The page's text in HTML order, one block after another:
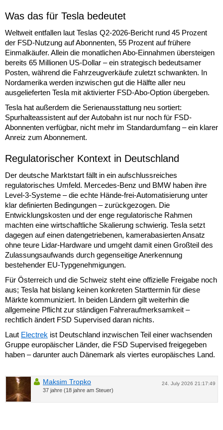
Was das für Tesla bedeutet
Weltweit entfallen laut Teslas Q2-2026-Bericht rund 45 Prozent
der FSD-Nutzung auf Abonnenten, 55 Prozent auf frühere
Einmalkäufer. Allein die monatlichen Abo-Einnahmen übersteigen
bereits 65 Millionen US-Dollar – ein strategisch bedeutsamer
Posten, während die Fahrzeugverkäufe zuletzt schwankten. In
Nordamerika werden inzwischen gut die Hälfte aller neu
ausgelieferten Tesla mit aktivierter FSD-Abo-Option übergeben.
Tesla hat außerdem die Serienausstattung neu sortiert:
Spurhalteassistent auf der Autobahn ist nur noch für FSD-
Abonnenten verfügbar, nicht mehr im Standardumfang – ein klarer
Anreiz zum Abonnement.
Regulatorischer Kontext in Deutschland
Der deutsche Marktstart fällt in ein aufschlussreiches
regulatorisches Umfeld. Mercedes-Benz und BMW haben ihre
Level-3-Systeme – die echte Hände-frei-Automatisierung unter
klar definierten Bedingungen – zurückgezogen. Die
Entwicklungskosten und der enge regulatorische Rahmen
machten eine wirtschaftliche Skalierung schwierig. Tesla setzt
dagegen auf einen datengetriebenen, kamerabasierten Ansatz
ohne teure Lidar-Hardware und umgeht damit einen Großteil des
Zulassungsaufwands durch gegenseitige Anerkennung
bestehender EU-Typgenehmigungen.
Für Österreich und die Schweiz steht eine offizielle Freigabe noch
aus; Tesla hat bislang keinen konkreten Starttermin für diese
Märkte kommuniziert. In beiden Ländern gilt weiterhin die
allgemeine Pflicht zur ständigen Fahreraufmerksamkeit –
rechtlich ändert FSD Supervised daran nichts.
Laut Electrek ist Deutschland inzwischen Teil einer wachsenden
Gruppe europäischer Länder, die FSD Supervised freigegeben
haben – darunter auch Dänemark als viertes europäisches Land.
24. July 2026 21:17:49
Maksim Tropko
37 jahre (18 jahre am Steuer)